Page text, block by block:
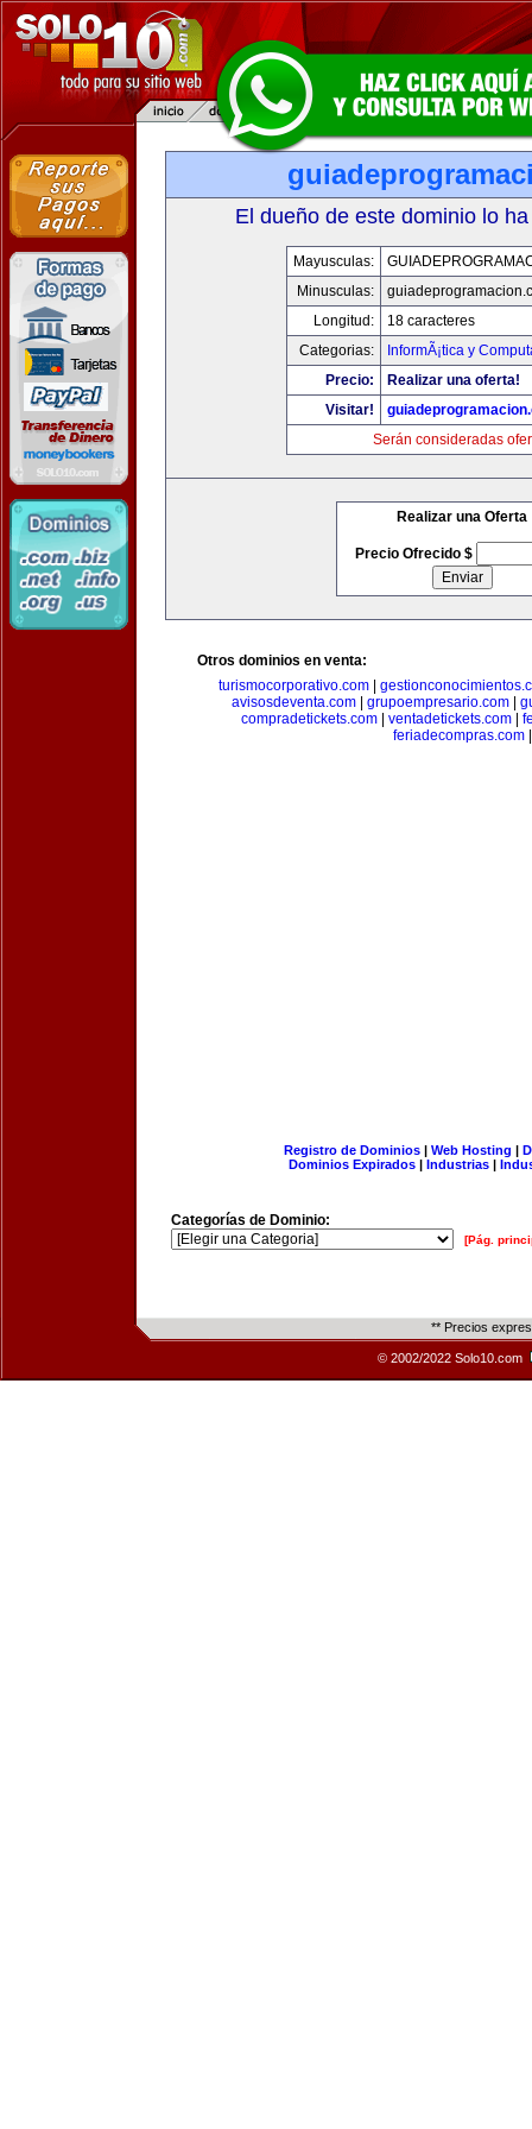
El dueño de este dominio lo
Mayusculas:
Minusculas:
Longitud:
18 caracteres
Categorias:
InformÃ¡tica y
Precio:
Realizar una oferta!
Visitar!
Serán consideradas
Realizar una Oferta
Precio Ofrecido $
Otros dominios en venta:
turismocorporativo.com
avisosdeventa.com| grupoempresario.com|
compradetickets.com| ventadetickets.com|
feriadecompras.com|
Registro de Dominios| Web Hosting |
Dominios Expirados | Industrias |
Categorías de Dominio:
[Pág.
** Precios
© 2002/2022 Solo10.com